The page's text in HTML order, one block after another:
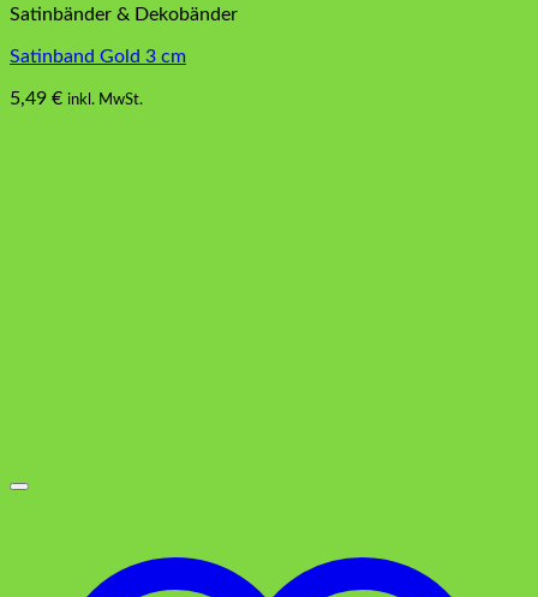
Satinbänder & Dekobänder
Satinband Gold 3 cm
5,49 € inkl. MwSt.